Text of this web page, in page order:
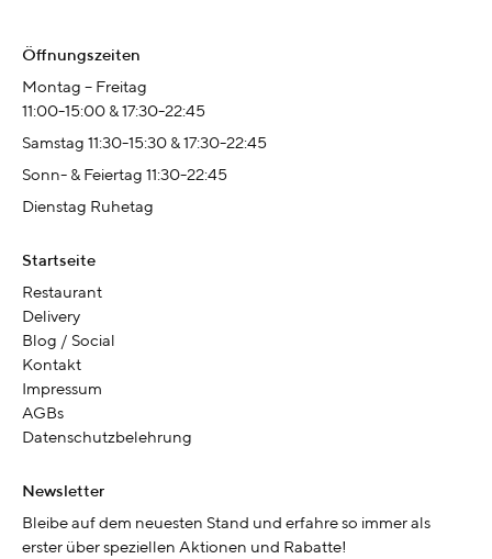
Öffnungszeiten
Montag – Freitag
11:00-15:00 & 17:30-22:45
Samstag 11:30-15:30 & 17:30-22:45
Sonn- & Feiertag 11:30-22:45
Dienstag Ruhetag
Startseite
Restaurant
Delivery
Blog / Social
Kontakt
Impressum
AGBs
Datenschutzbelehrung
Newsletter
Bleibe auf dem neuesten Stand und erfahre so immer als
erster über speziellen Aktionen und Rabatte!